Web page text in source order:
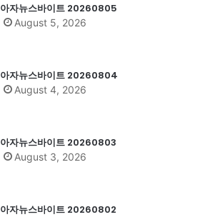
아자뉴스바이트 20260805
August 5, 2026
아자뉴스바이트 20260804
August 4, 2026
아자뉴스바이트 20260803
August 3, 2026
아자뉴스바이트 20260802